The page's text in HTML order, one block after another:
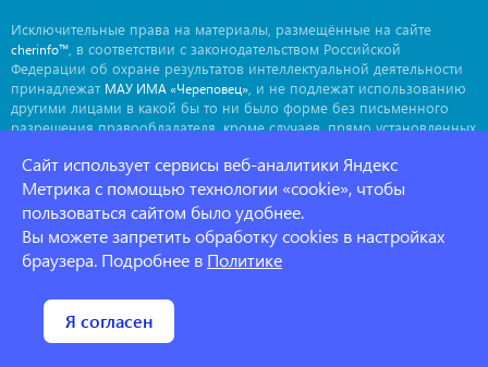
Исключительные права на материалы, размещённые на сайте
cherinfo™ , в соответствии с законодательством Российской
Федерации об охране результатов интеллектуальной деятельности
принадлежат МАУ ИМА «Череповец» , и не подлежат использованию
другими лицами в какой бы то ни было форме без письменного
разрешения правообладателя, кроме случаев, прямо установленных
ima@cherinfo.ru. Мнение авторов может не совпадать с мнением
редакции.
При использовании материалов сайтаcherinfo™
является прямая, открытая для индексации гиперссылка на
страницу, с которой материал заимствован. Гиперссылка должна
размещаться непосредственно в тексте, воспроизводящем
оригинальный материал
Политика конфеденциальности
Сайт использует сервисы веб-аналитики Яндекс
Метрика с помощью технологии «cookie», чтобы
пользоваться сайтом было удобнее.
Вы можете запретить обработку cookies в настройках
браузера. Подробнее в Политике